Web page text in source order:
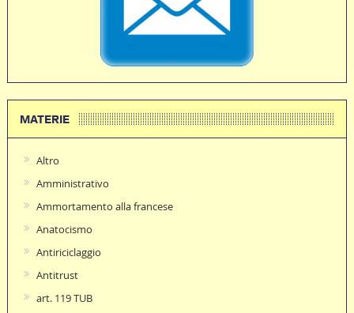
MATERIE
Altro
Amministrativo
Ammortamento alla francese
Anatocismo
Antiriciclaggio
Antitrust
art. 119 TUB